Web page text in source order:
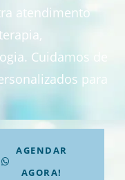
atendimento
Cuidamos de
para
AGENDAR
AGORA!